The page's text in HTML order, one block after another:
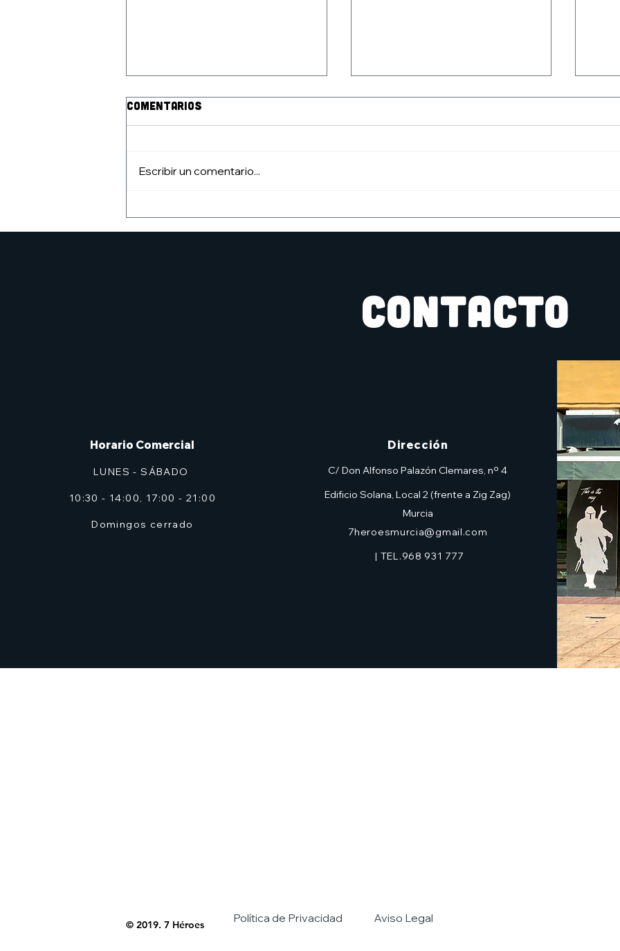
Comentarios
Escribir un comentario...
CONTACTO
Horario Comercial
LUNES - SÁBADO
10:30 - 14:00, 17:00 - 21:00
Domingos cerrado
Dirección
C/ Don Alfonso Palazón Clemares, nº 4
Edificio Solana, Local 2 (frente a Zig Zag)
Murcia
7heroesmurcia@gmail.com
| TEL.968 931 777
© 2019. 7 Héroes Política de Privacidad Aviso Legal